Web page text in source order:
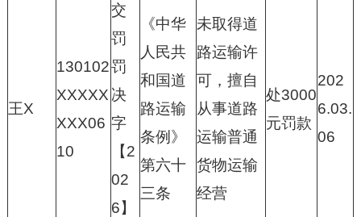
王X
130102
XXXXX
XXX06
10
交
罚
罚
决
字
【2
02
6】
《中华
人民共
和国道
路运输
条例》
第六十
三条
未取得道
路运输许
可，擅自
从事道路
运输普通
货物运输
经营
处3000
元罚款
202
6.03.
06